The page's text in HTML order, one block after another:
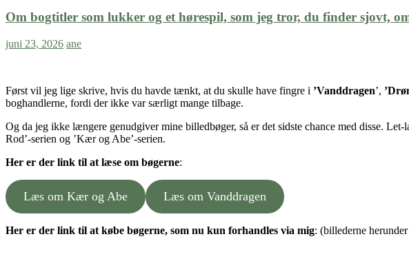
Om bogtitler som lukker og et hørespil, som jeg tror, du finder sjovt,
juni 23, 2026 ane
Først vil jeg lige skrive, hvis du havde tænkt, at du skulle have fingre i ’Vanddragen’,
boghandlerne, fordi der ikke var særligt mange tilbage.
Og da jeg ikke længere genudgiver mine billedbøger, så er det sidste chance med disse.
Rod’-serien og ’Kær og Abe’-serien.
Her er der link til at læse om bøgerne:
Læs om Kær og Abe Læs om Vanddragen
Her er der link til at købe bøgerne, som nu kun forhandles via mig: (billederne